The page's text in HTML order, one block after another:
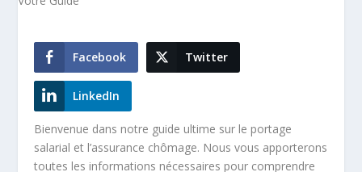
Facebook Twitter
LinkedIn
Bienvenue dans notre guide ultime sur le portage
salarial et l’assurance chômage. Nous vous apporterons
toutes les informations nécessaires pour comprendre